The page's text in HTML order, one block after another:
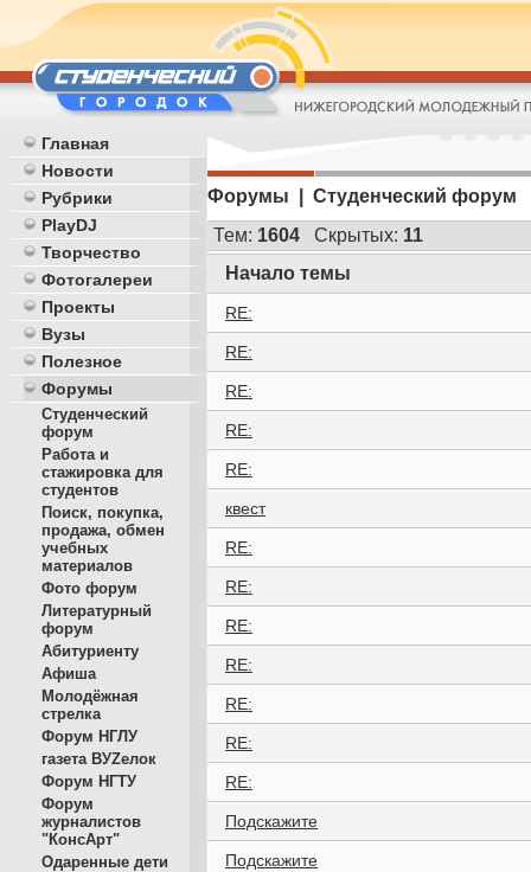
Главная
Новости
Рубрики
PlayDJ
Творчество
Фотогалереи
Проекты
Вузы
Полезное
Форумы
Студенческий
форум
Работа и
стажировка для
студентов
Поиск, покупка,
продажа, обмен
учебных
материалов
Фото форум
Литературный
форум
Абитуриенту
Афиша
Молодёжная
стрелка
Форум НГЛУ
газета ВУZелок
Форум НГТУ
Форум
журналистов
"КонсАрт"
Одаренные дети
Форумы | Студенческий форум
Тем: 1604 Скрытых: 11
Начало темы
RE:
RE:
RE:
RE:
RE:
квест
RE:
RE:
RE:
RE:
RE:
RE:
RE:
Подскажите
Подскажите